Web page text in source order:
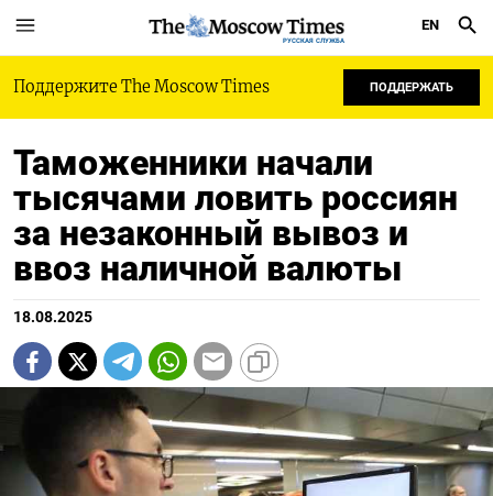
РУССКАЯ СЛУЖБА
EN
Поддержите The Moscow Times ПОДДЕРЖАТЬ
Таможенники начали
тысячами ловить россиян
за незаконный вывоз и
ввоз наличной валюты
18.08.2025